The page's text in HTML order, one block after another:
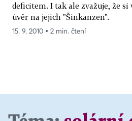
deficitem. I tak ale zvažuje, že si
úvěr na jejich "Šinkanzen".
15. 9. 2010 ▪ 2 min. čtení